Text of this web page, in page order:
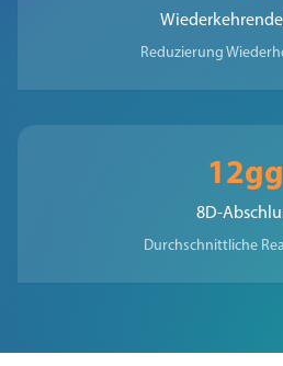
Reduzierung
12gg
8D-
Durchschnittliche